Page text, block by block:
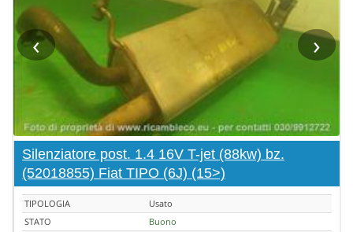
‹ ›
Silenziatore post. 1.4 16V T-jet (88kw) bz.
(52018855) Fiat TIPO (6J) (15>)
TIPOLOGIA
Usato
STATO
Buono